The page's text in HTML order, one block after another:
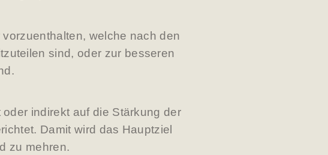
welche nach den
sind, oder zur besseren
indirekt auf die Stärkung der
Damit wird das Hauptziel
zu mehren.